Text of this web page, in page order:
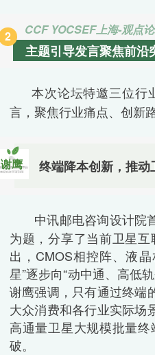
2 CCF YOCSEF上海-观点
主题引导发言聚焦前沿
本次论坛特邀三位行
言，聚焦行业痛点、创新
谢鹰 终端降本创新，推
中讯邮电咨询设计院
为题，分享了当前卫星
出，CMOS相控阵、液
星”逐步向“动中通、高低
谢鹰强调，只有通过终端
大众消费和各行业实际场
高通量卫星大规模批量
破。